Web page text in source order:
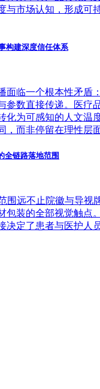
与市场认知，形成可
构建深度信任体系
面临一个根本性矛盾
参数直接传递。医疗
化为可感知的人文温
，而非停留在理性层
全链路落地范围
围远不止院徽与导视
包装的全部视觉触点
决定了患者与医护人